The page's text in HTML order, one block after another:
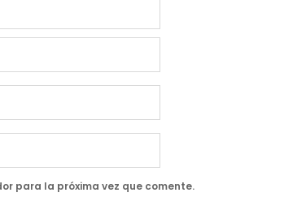
para la próxima vez que comente.